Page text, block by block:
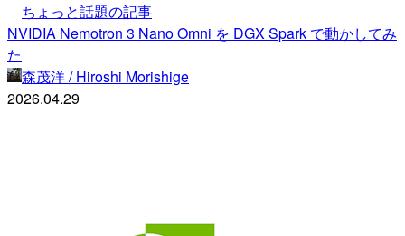
ちょっと話題の記事
NVIDIA Nemotron 3 Nano Omni を DGX Spark で動かしてみ
た
森茂洋 / Hiroshi Morishige
2026.04.29